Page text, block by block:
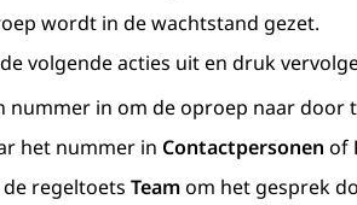
wordt in de wachtstand gezet.
volgende acties uit en druk
nummer in om de oproep naar door
het nummer in Contactpersonen of
regeltoets Teamom het gesprek